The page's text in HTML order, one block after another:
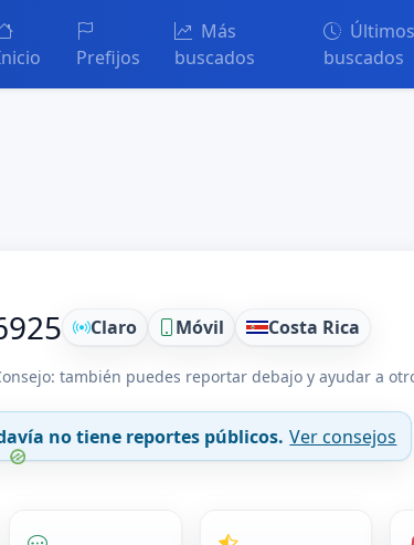
Prefijos
Más
buscados
Últimos
buscados
Claro Móvil Costa Rica
también puedes reportar debajo y ayudar a
no tiene reportes públicos. Ver consejos